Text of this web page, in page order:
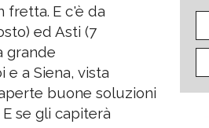
fretta. E c'è da
ed Asti (7
grande
a Siena, vista
buone soluzioni
se gli capiterà